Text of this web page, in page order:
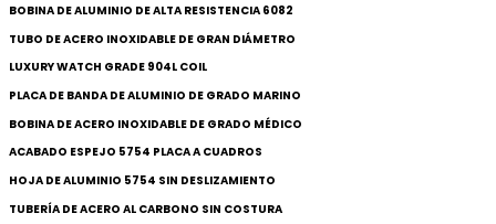
BOBINA DE ALUMINIO DE ALTA RESISTENCIA 6082
TUBO DE ACERO INOXIDABLE DE GRAN DIÁMETRO
LUXURY WATCH GRADE 904L COIL
PLACA DE BANDA DE ALUMINIO DE GRADO MARINO
BOBINA DE ACERO INOXIDABLE DE GRADO MÉDICO
ACABADO ESPEJO 5754 PLACA A CUADROS
HOJA DE ALUMINIO 5754 SIN DESLIZAMIENTO
TUBERÍA DE ACERO AL CARBONO SIN COSTURA